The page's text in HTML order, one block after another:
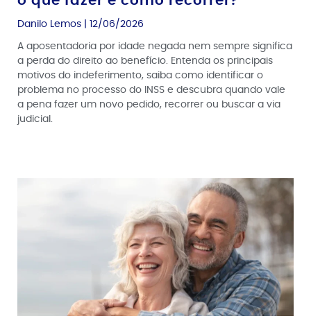
Danilo Lemos 12/06/2026
A aposentadoria por idade negada nem sempre significa
a perda do direito ao benefício. Entenda os principais
motivos do indeferimento, saiba como identificar o
problema no processo do INSS e descubra quando vale
a pena fazer um novo pedido, recorrer ou buscar a via
judicial.